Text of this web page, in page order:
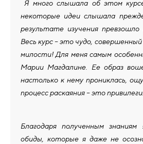
Я много слышала об этом
некоторые идеи слышала
результате изучения превзошло
Весь курс – это чудо,
милости! Для меня самым
Марии Магдалине. Ее образ
настолько к нему прониклась,
процесс раскаяния – это
Благодаря полученным
обиды, которые я даже не